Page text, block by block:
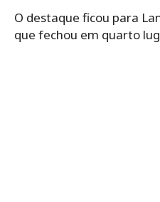
O destaque ficou para
que fechou em quarto